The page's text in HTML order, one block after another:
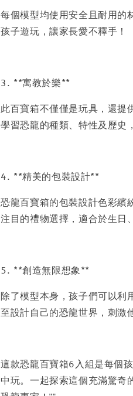
每個模型均使用安全且耐用的
孩子遊玩，讓家長愛不釋手！
3. **寓教於樂**
此百寶箱不僅僅是玩具，還提
學習恐龍的種類、特性及歷史
4. **精美的包裝設計**
恐龍百寶箱的包裝設計色彩繽
注目的禮物選擇，適合於生日
5. **創造無限想象**
除了模型本身，孩子們可以利
至設計自己的恐龍世界，刺激
這款恐龍百寶箱6入組是每個
中玩。一起探索這個充滿驚奇